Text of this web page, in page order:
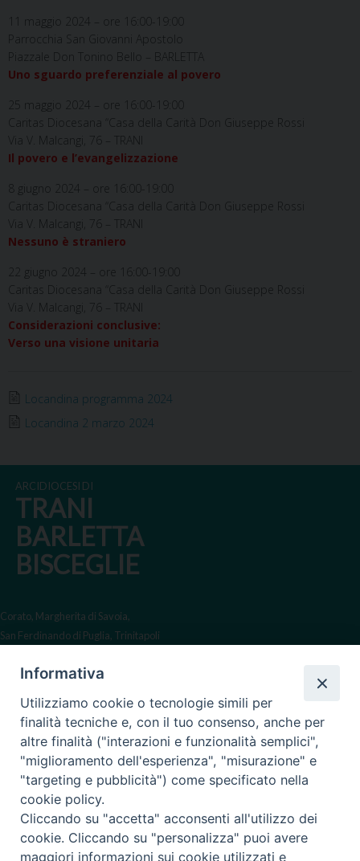
11 maggio 2024 – ore 16:00-19:00
Parrocchia San Giovanni Apostolo
Piazzale Don Tonino Bello – BARLETTA
Uno sguardo preferenziale al povero
25 maggio 2024 – ore 16:00-19:00
Caritas Diocesana “Casa della Carità Don Giuseppe Rossi
Via V. Malcangi, 76 – TRANI
Il povero e l’evangelizzazione
8 giugno 2024 – ore 16:00-19:00
Caritas Diocesana “Casa della Carità Don Giuseppe Rossi
Via V. Malcangi, 76 – TRANI
Nessuno è straniero
22 giugno 2024 – ore 16:00-19:00
Caritas Diocesana “Casa della Carità Don Giuseppe Rossi
Via V. Malcangi, 76 – TRANI
Considerazioni conclusive:
Verso una visione unitaria
Locandina programma 2024
Locandina 2 marzo 2024
ARCIDIOCESI DI
TRANI
BARLETTA
BISCEGLIE
Corato, Margherita di Savoia,
San Ferdinando di Puglia, Trinitapoli
Sede arcivescovile suffraganea
Regione ecclesiastica Puglia
Via Beltrani, 9
76125 Trani BT
Centralino Tel. 0883 494211
Cancelleria Tel. 0883 494204
cancelleria@arcidiocesitrani.it
Informativa
Utilizziamo cookie o tecnologie simili per
finalità tecniche e, con il tuo consenso, anche per
altre finalità ("interazioni e funzionalità semplici",
"miglioramento dell'esperienza", "misurazione" e
"targeting e pubblicità") come specificato nella
cookie policy.
Cliccando su "accetta" acconsenti all'utilizzo dei
cookie. Cliccando su "personalizza" puoi avere
maggiori informazioni sui cookie utilizzati e